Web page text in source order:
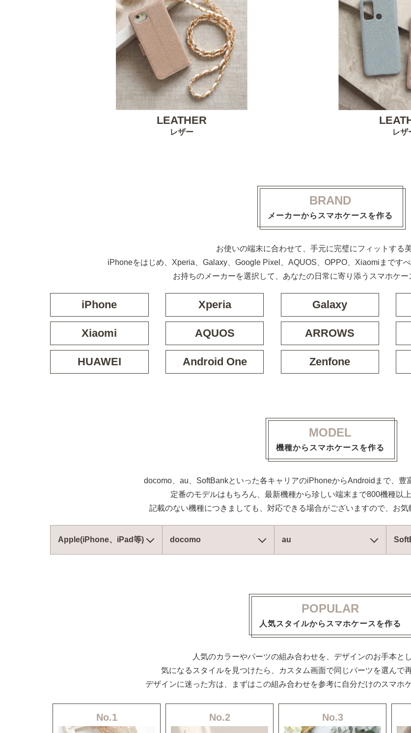
LEATHER
レザー レザ
BRAND
メーカーからスマホケースを作る
お使いの端末に合わせて、手元に完璧にフィットする美
iPhoneをはじめ、Xperia、Galaxy、Google Pixel、AQUOS、OPPO、Xiaomiまです
お持ちのメーカーを選択して、あなたの日常に寄り添うスマホケー
iPhone Xperia Galaxy
Xiaomi AQUOS ARROWS
HUAWEI Android One Zenfone
MODEL
機種からスマホケースを作る
docomo、au、SoftBankといった各キャリアのiPhoneからAndroidまで、豊
定番のモデルはもちろん、最新機種から珍しい端末まで800機種以
記載のない機種につきましても、対応できる場合がございますので、お気
Apple(iPhone、iPad等) docomo au
POPULAR
人気スタイルからスマホケースを作る
人気のカラーやパーツの組み合わせを、デザインのお手本と
気になるスタイルを見つけたら、カスタム画面で同じパーツを選んで
デザインに迷った方は、まずはこの組み合わせを参考に自分だけのスマホ
No.1 No.2 No.3